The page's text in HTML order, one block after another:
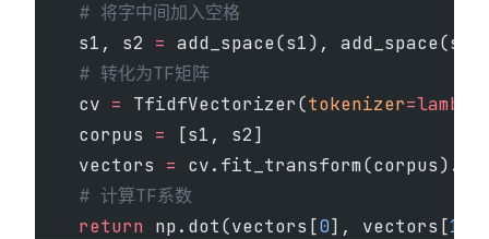
    # 将字中间加入空格
    s1, s2
= add_space(s1), add_space(s2)
    # 转化为TF矩阵
    cv
= TfidfVectorizer(tokenizer=lambda
    corpus
= [s1, s2]
    vectors
=
    # 计算TF系数
    return
np.dot(vectors[0], vectors[1